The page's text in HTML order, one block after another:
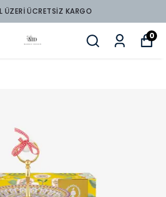
2000 TL ÜZERİ ÜCRETSİZ KARGO
0